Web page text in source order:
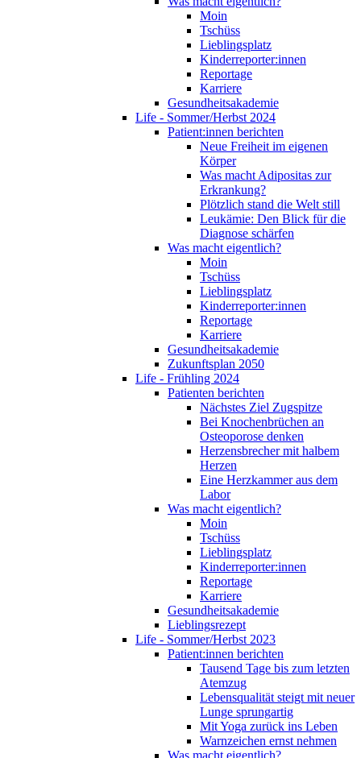
Moin
Tschüss
Lieblingsplatz
Kinderreporter:innen
Reportage
Karriere
Gesundheitsakademie
Life - Sommer/Herbst 2024
Patient:innen berichten
Neue Freiheit im eigenen
Körper
Was macht Adipositas zur
Erkrankung?
Plötzlich stand die Welt still
Leukämie: Den Blick für die
Diagnose schärfen
Was macht eigentlich?
Moin
Tschüss
Lieblingsplatz
Kinderreporter:innen
Reportage
Karriere
Gesundheitsakademie
Zukunftsplan 2050
Life - Frühling 2024
Patienten berichten
Nächstes Ziel Zugspitze
Bei Knochenbrüchen an
Osteoporose denken
Herzensbrecher mit halbem
Herzen
Eine Herzkammer aus dem
Labor
Was macht eigentlich?
Moin
Tschüss
Lieblingsplatz
Kinderreporter:innen
Reportage
Karriere
Gesundheitsakademie
Lieblingsrezept
Life - Sommer/Herbst 2023
Patient:innen berichten
Tausend Tage bis zum letzten
Atemzug
Lebensqualität steigt mit neuer
Lunge sprungartig
Mit Yoga zurück ins Leben
Warnzeichen ernst nehmen
Was macht eigentlich?